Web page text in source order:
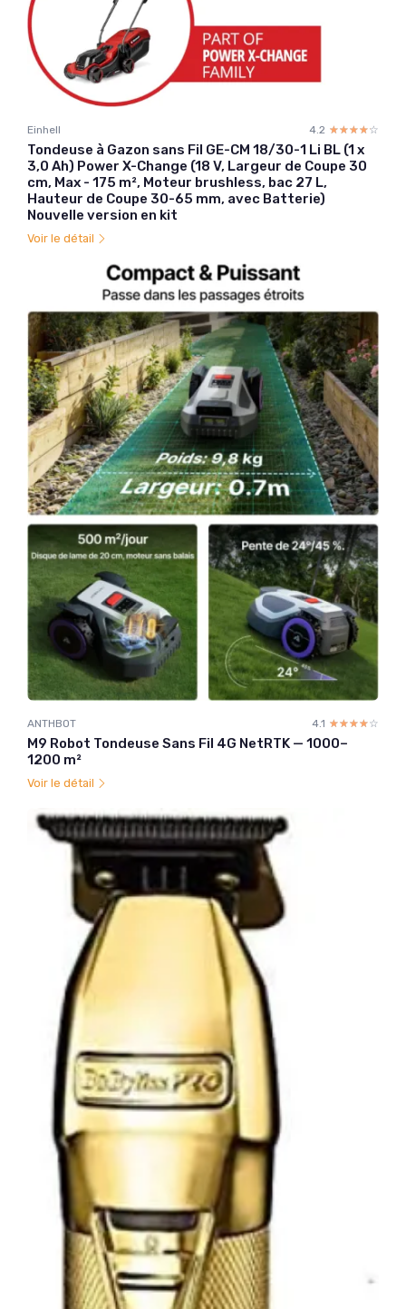
Einhell 4.2 ☆☆☆☆☆
★★★★★
Tondeuse à Gazon sans Fil GE-CM 18/30-1 Li BL (1 x
3,0 Ah) Power X-Change (18 V, Largeur de Coupe 30
cm, Max - 175 m², Moteur brushless, bac 27 L,
Hauteur de Coupe 30-65 mm, avec Batterie)
Nouvelle version en kit
Voir le détail
ANTHBOT 4.1 ☆☆☆☆☆
★★★★★
M9 Robot Tondeuse Sans Fil 4G NetRTK — 1000–
1200 m²
Voir le détail